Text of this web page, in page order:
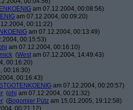
am 07.12.2004, 00:08:56)
am 07.12.2004, 00:09:20)
00:11:22)
am 07.12.2004, 00:13:49)
00:15:53)
am 07.12.2004, 00:16:10)
(West am 07.12.2004, 14:49:43)
00:16:20)
00:16:30)
00:16:43)
am 07.12.2004, 00:20:57)
(phj am 07.12.2004, 00:21:32)
(Bogomier Pütz am 15.01.2005, 19:12:58)
00:21:12)